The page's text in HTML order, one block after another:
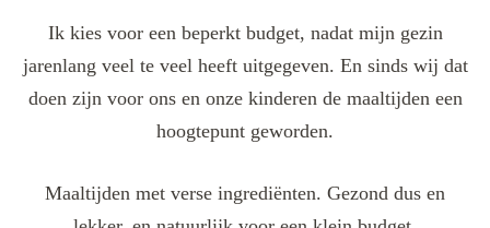
Ik kies voor een beperkt budget, nadat mijn gezin
jarenlang veel te veel heeft uitgegeven. En sinds wij dat
doen zijn voor ons en onze kinderen de maaltijden een
hoogtepunt geworden.
Maaltijden met verse ingrediënten. Gezond dus en